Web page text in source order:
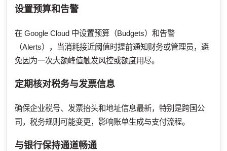
设置预算和告警
在 Google Cloud 中设置预算（Budgets）和告警
（Alerts），当消耗接近阈值时提前通知财务或管理员，避
免因为一次大额峰值触发风控或额度用尽。
定期核对税务与发票信息
确保企业税号、发票抬头和地址信息最新，特别是跨国公
司，税务规则可能变更，影响账单生成与支付流程。
与银行保持通道畅通